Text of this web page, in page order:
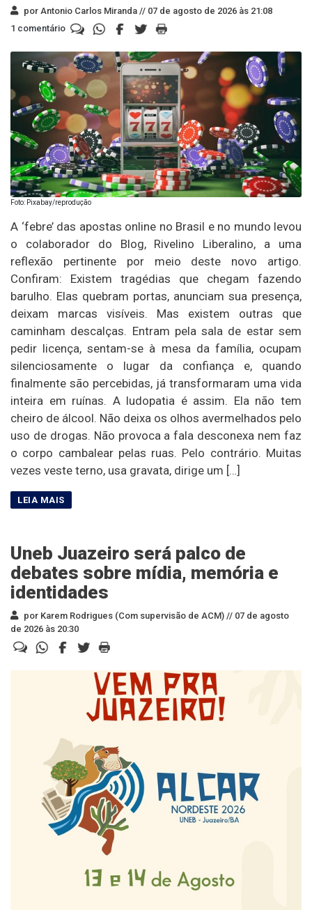
por Antonio Carlos Miranda // 07 de agosto de 2026 às 21:08
1 comentário
Foto: Pixabay/reprodução
A ‘febre’ das apostas online no Brasil e no mundo levou
o colaborador do Blog, Rivelino Liberalino, a uma
reflexão pertinente por meio deste novo artigo.
Confiram: Existem tragédias que chegam fazendo
barulho. Elas quebram portas, anunciam sua presença,
deixam marcas visíveis. Mas existem outras que
caminham descalças. Entram pela sala de estar sem
pedir licença, sentam-se à mesa da família, ocupam
silenciosamente o lugar da confiança e, quando
finalmente são percebidas, já transformaram uma vida
inteira em ruínas. A ludopatia é assim. Ela não tem
cheiro de álcool. Não deixa os olhos avermelhados pelo
uso de drogas. Não provoca a fala desconexa nem faz
o corpo cambalear pelas ruas. Pelo contrário. Muitas
vezes veste terno, usa gravata, dirige um […]
Uneb Juazeiro será palco de
debates sobre mídia, memória e
identidades
por Karem Rodrigues (Com supervisão de ACM) // 07 de agosto
de 2026 às 20:30